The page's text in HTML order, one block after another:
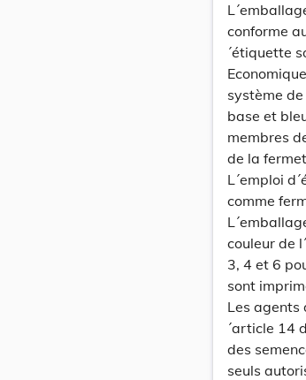
conforme
´étiquette
système
base et
membres
de la
L´emploi
comme
couleur de
3, 4 et 6
sont
Les agents
´article 14
des
seuls